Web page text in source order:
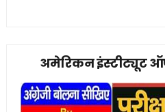
अमेरिकन इंस्टीट्यूट